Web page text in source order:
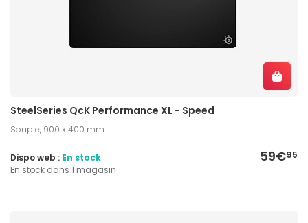
SteelSeries QcK Performance XL - Speed
Souple, 900 x 400 mm
59€95
Dispo web : En stock
En stock dans 1 magasin